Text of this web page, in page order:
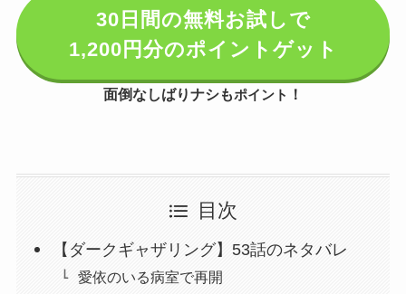
30日間の無料お試しで
1,200円分のポイントゲット
面倒なしばりナシもポイント ！
目次
【ダークギャザリング】53話のネタバレ
愛依のいる病室で再開